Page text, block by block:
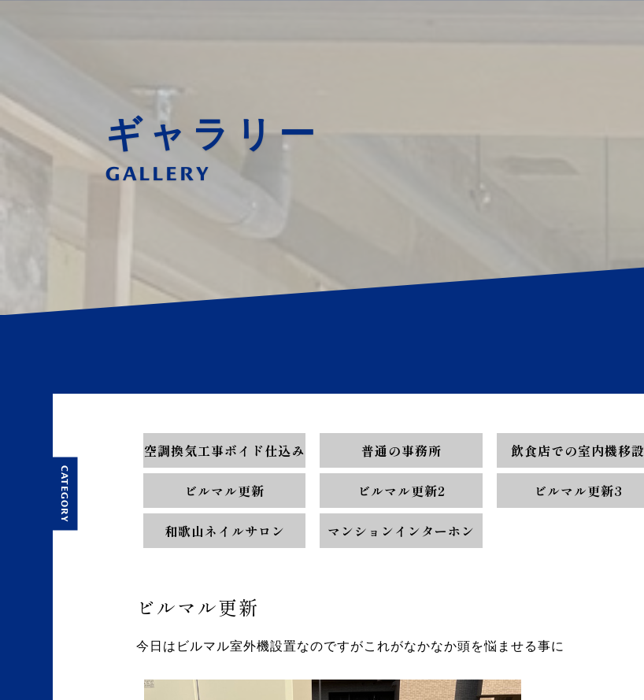
ギャラリー
GALLERY
CATEGORY
空調換気工事ボイド仕込み 普通の事務所 飲食店での室内機移設
ビルマル更新 ビルマル更新2 ビルマル更新3
和歌山ネイルサロン マンションインターホン
ビルマル更新
今日はビルマル室外機設置なのですがこれがなかなか頭を悩ませる事に